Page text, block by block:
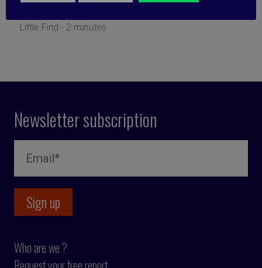
Little Find - 2 minutes
Newsletter subscription
Who are we ?